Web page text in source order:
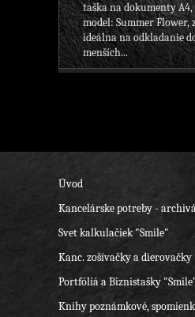
taška na dokumenty
model: Summer Flower,
ideálna na odkladanie
menších...
Úvod
Kancelárske potreby -
Svet kalkulačiek "Smile"
Kanc. zošívačky a dierovačky
Portfóliá a Biznistašky
Knihy poznámkové,